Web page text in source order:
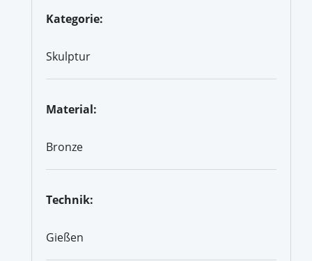
Kategorie:
Skulptur
Material:
Bronze
Technik:
Gießen